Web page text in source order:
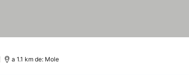
a 1.1 km de: Mole